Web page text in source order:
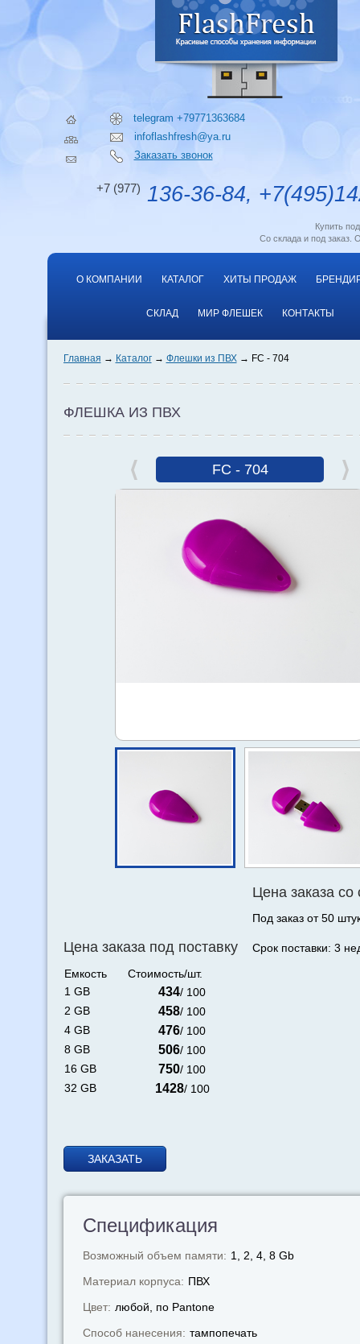
telegram +79771363684
infoflashfresh@ya.ru
Заказать звонок
+7 (977) 136-36-84,
Купить
Со склада и под заказ.
О КОМПАНИИ КАТАЛОГ ХИТЫ ПРОДАЖ
СКЛАД МИР ФЛЕШЕК КОНТАКТЫ
Главная Каталог Флешки из ПВХ FC - 704
ФЛЕШКА ИЗ ПВХ
FC - 704
Цена заказа под поставку
Емкость
Стоимость/шт.
1 GB
434/ 100
2 GB
458/ 100
4 GB
476/ 100
8 GB
506/ 100
16 GB
750/ 100
32 GB
1428/ 100
Цена заказа со
Под заказ от 50
Срок поставки: 3
ЗАКАЗАТЬ
Спецификация
Возможный объем памяти: 1, 2, 4, 8 Gb
Материал корпуса: ПВХ
Цвет: любой, по Pantone
Способ нанесения: тампопечать